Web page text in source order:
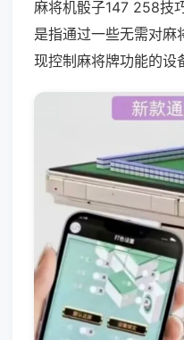
麻将机骰子147 258技
是指通过一些无需对麻
现控制麻将牌功能的设